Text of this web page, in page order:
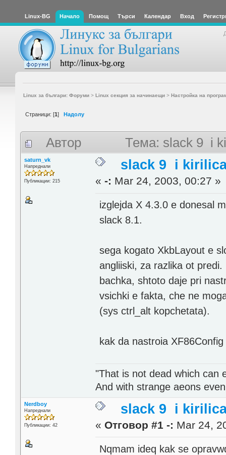
Linux-BG Начало Помощ Търси Календар Вход
Linux за българи: Форуми> Linux секция за начинаещи> Настройка на
Страници: [1] Надолу
Автор Тема: slack 9 i
saturn_vk
Напреднали
Публикации: 215
slack 9 i
«-: Mar 24, 2003, 00:27 »
izglejda X 4.3.0 e donesal
slack 8.1.
sega kogato XkbLayout e
angliiski, za razlika ot
bachka, shtoto daje pri
vsichki e fakta, che ne
(sys ctrl_alt kopchetata).
kak da nastroia
"That is not dead which can
And with strange aeons
Nerdboy
Напреднали
Публикации: 42
slack 9 i
« Отговор #1 -: Mar 24,
Nqmam ideq kak se